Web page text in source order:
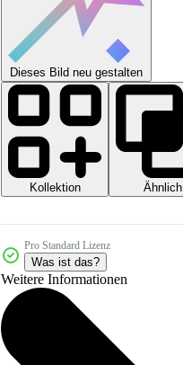
Dieses Bild neu gestalten
Kollektion
Ähnlich
Pro Standard Lizenz
Was ist das?
Weitere Informationen